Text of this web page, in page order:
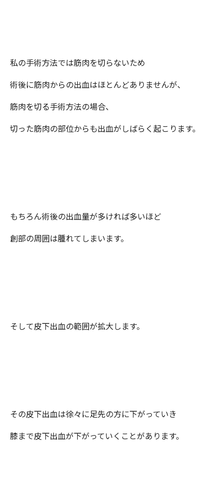
私の手術方法では筋肉を切らないため
術後に筋肉からの出血はほとんどありませんが、
筋肉を切る手術方法の場合、
切った筋肉の部位からも出血がしばらく起こります。
もちろん術後の出血量が多ければ多いほど
創部の周囲は腫れてしまいます。
そして皮下出血の範囲が拡大します。
その皮下出血は徐々に足先の方に下がっていき
膝まで皮下出血が下がっていくことがあります。